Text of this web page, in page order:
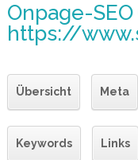
Onpage-
https://
Übersicht Meta
Keywords Links